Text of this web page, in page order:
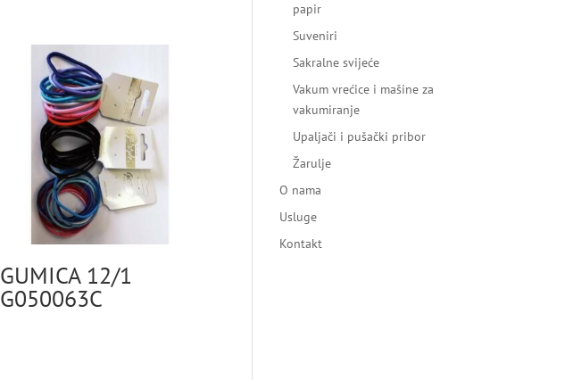
GUMICA 12/1
G050063C
papir
Suveniri
Sakralne svijeće
Vakum vrećice i mašine za
vakumiranje
Upaljači i pušački pribor
Žarulje
O nama
Usluge
Kontakt